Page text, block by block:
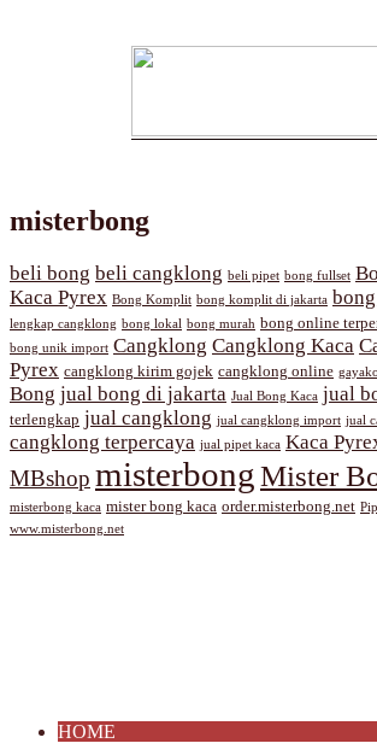
misterbong
beli bong beli cangklong beli pipet bong fullset
Kaca Pyrex Bong Komplit bong komplit di jakarta
lengkap cangklong bong lokal bong murah bong online
bong unik import Cangklong Cangklong Kaca
Pyrex cangklong kirim gojek cangklong online
Bong jual bong di jakarta Jual Bong Kaca jual
terlengkap jual cangklong jual cangklong import jual
cangklong terpercaya jual pipet kaca Kaca
MBshop misterbongMister
misterbong kaca mister bong kaca order.misterbong.net
www.misterbong.net
HOME